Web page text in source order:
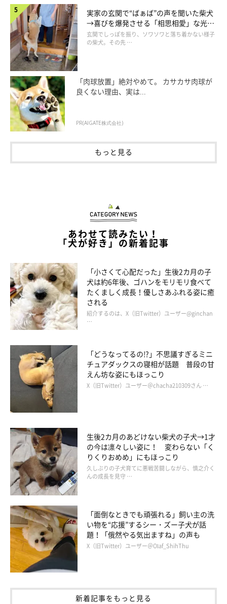
と思います」
長年飼い主さんと過ごしてきていることもあり、飼い主さんと息
ぴったりで日々を楽しく過ごしているツヴァイくん。@onigirry
さんのタイムラインでは、ツヴァイくんの生き生きとした表情が
たくさん見ることができますよ。
写真提供・取材協力／Twitter（
※この記事は投稿者さまにご了承をいただいたうえで制作してい
実家の玄関で“ばぁば”の声を聞いた柴犬
→喜びを爆発させる「相思相愛」な光景
にほっこり
玄関でしっぽを振り、ソワソワと落ち着かない様子
の柴犬。その先 …
「肉球放置」絶対やめて。 カサカサ肉球が
良くない理由、実は...
PR(AIGATE株式会社)
もっと見る
あわせて読みたい！
「犬が好き」の新着記事
「小さくて心配だった」生後2カ月の子
犬は約6年後、ゴハンをモリモリ食べて
たくましく成長！優しさあふれる姿に癒
される
紹介するのは、X（旧Twitter）ユーザー@ginchan
…
「どうなってるの!?」不思議すぎるミニ
チュアダックスの寝相が話題 普段の甘
えん坊な姿にもほっこり
X（旧Twitter）ユーザー＠chacha210309さん …
生後2カ月のあどけない柴犬の子犬→1才
の今は凛々しい姿に！ 変わらない「く
りくりおめめ」にもほっこり
久しぶりの子犬育てに悪戦苦闘しながら、慎之介く
んの成長を見守 …
「面倒なときでも頑張れる」飼い主の洗
い物を“応援”するシー・ズー子犬が話
題！「俄然やる気出ますね」の声も
X（旧Twitter）ユーザー＠Olaf_ShihThu
新着記事をもっと見る